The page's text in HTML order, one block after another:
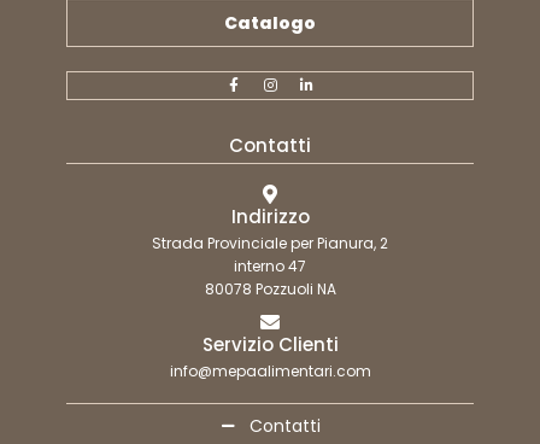
Catalogo
Contatti
Indirizzo
Strada Provinciale per Pianura, 2
interno 47
80078 Pozzuoli NA
Servizio Clienti
info@mepaalimentari.com
Contatti